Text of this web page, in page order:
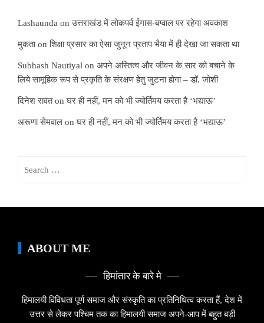
Lashaunda onउत्तराखंड में लोकपर्व ईगास-बग्वाल पर रहेगा अवकाश
मुकताonशिक्षा प्रसार का ऐसा जुनून प्रताप भैया में ही देखा जा सकता था
Subhash Nautiyal on अपने अस्तित्व और जीवन के सार को बचाने के
लिये सामूहिक रूप से प्रकृति के संरक्षण हेतु जुटना होगा – डॉ. जोशी
दिनेश रावतonघर ही नहीं, मन को भी ज्योर्तिमय करता है ‘भद्याऊ’
अरूणा सेमवाल onघर ही नहीं, मन को भी ज्योर्तिमय करता है ‘भद्याऊ’
ABOUT ME
हिमांतार के बारे मे
हिमालयी विविधता पूर्ण समाज और संस्कृति का प्रतिनिधित्व करता हैं, देश में
उत्तर से लेकर पश्चिम तक का हिमालयी समाज अपने-आप में बहुत बड़ी